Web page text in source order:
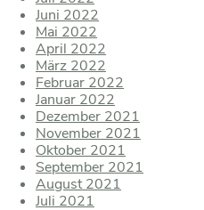
Juni 2022
Mai 2022
April 2022
März 2022
Februar 2022
Januar 2022
Dezember 2021
November 2021
Oktober 2021
September 2021
August 2021
Juli 2021